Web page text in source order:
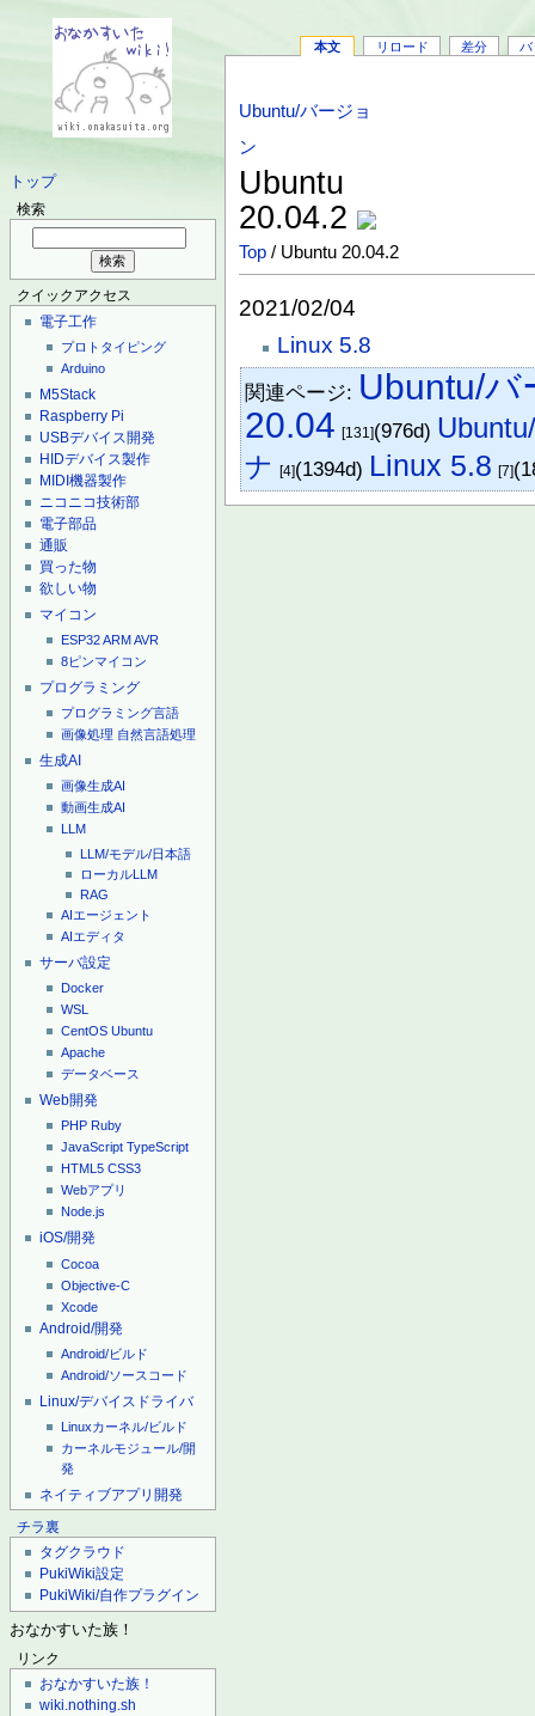
トップ
検索
クイックアクセス
電子工作
プロトタイピング
Arduino
M5Stack
Raspberry Pi
USBデバイス開発
HIDデバイス製作
MIDI機器製作
ニコニコ技術部
電子部品
通販
買った物
欲しい物
マイコン
ESP32ARMAVR
8ピンマイコン
プログラミング
プログラミング言語
画像処理 自然言語処理
生成AI
画像生成AI
動画生成AI
LLM
LLM/モデル/日本語
ローカルLLM
RAG
AIエージェント
AIエディタ
サーバ設定
Docker
WSL
CentOS Ubuntu
Apache
データベース
Web開発
PHP Ruby
JavaScript TypeScript
HTML5 CSS3
Webアプリ
Node.js
iOS/開発
Cocoa
Objective-C
Xcode
Android/開発
Android/ビルド
Android/ソースコード
Linux/デバイスドライバ
Linuxカーネル/ビルド
カーネルモジュール/開
発
ネイティブアプリ開発
チラ裏
タグクラウド
PukiWiki設定
PukiWiki/自作プラグイン
おなかすいた族！
リンク
おなかすいた族！
wiki.nothing.sh
本文 リロード 差分 バ
Ubuntu/バージョ
ン
Ubuntu
20.04.2
Top / Ubuntu 20.04.2
2021/02/04
Linux 5.8
関連ページ: Ubuntu/バ
20.04 [131](976d)
ナ [4](1394d) Linux 5.8 [7]